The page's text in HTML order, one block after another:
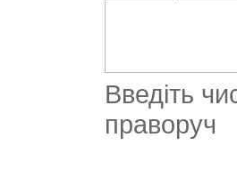
Введіть
праворуч